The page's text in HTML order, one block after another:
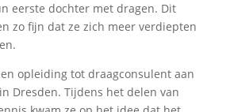
eerste dochter met dragen. Dit
zo fijn dat ze zich meer verdiepten
opleiding tot draagconsulent aan
Dresden. Tijdens het delen van